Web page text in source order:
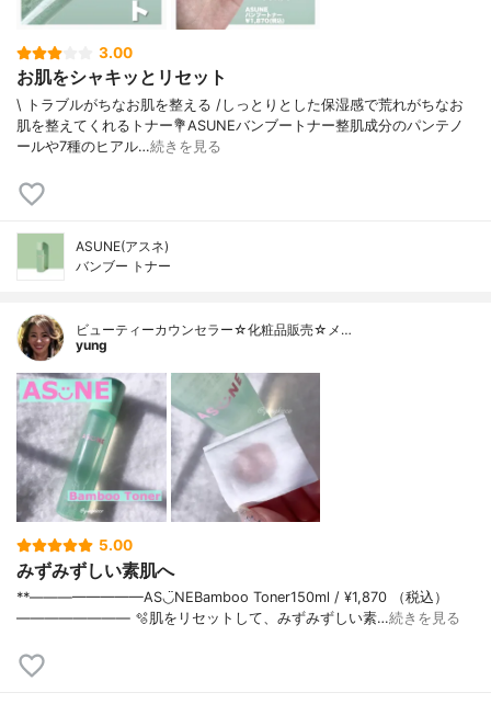
3.00
お肌をシャキッとリセット
\ トラブルがちなお肌を整える /⁡しっとりとした保湿感で荒れがちなお
肌を整えてくれるトナー⁡⁡💐ASUNEバンブートナー⁡整肌成分のパンテノ
ールや7種のヒアル…続きを見る
ASUNE(アスネ)
バンブー トナー
ビューティーカウンセラー☆化粧品販売☆メ…
yung
5.00
みずみずしい素肌へ
**————————⁡AS◡̈NE⁡Bamboo Toner⁡150ml / ¥1,870 （税込）⁡
————————⁡ ⁡⁡🫧肌をリセットして、みずみずしい素…続きを見る